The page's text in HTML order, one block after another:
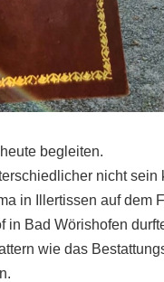
begleiten.
nicht sein
in Illertissen auf dem
in Bad Wörishofen
wie das